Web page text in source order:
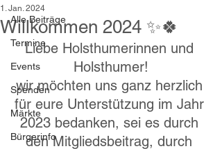
Alle Beiträge
Termine
Events
Spenden
Märkte
Bürgerinfo
Willkommen 2024 ✨🍀
1. Jan. 2024
Liebe Holsthumerinnen und
Holsthumer!
wir möchten uns ganz herzlich
für eure Unterstützung im Jahr
2023 bedanken, sei es durch
den Mitgliedsbeitrag, durch